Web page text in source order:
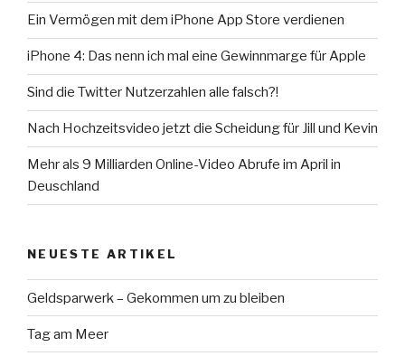
Ein Vermögen mit dem iPhone App Store verdienen
iPhone 4: Das nenn ich mal eine Gewinnmarge für Apple
Sind die Twitter Nutzerzahlen alle falsch?!
Nach Hochzeitsvideo jetzt die Scheidung für Jill und Kevin
Mehr als 9 Milliarden Online-Video Abrufe im April in
Deuschland
NEUESTE ARTIKEL
Geldsparwerk – Gekommen um zu bleiben
Tag am Meer